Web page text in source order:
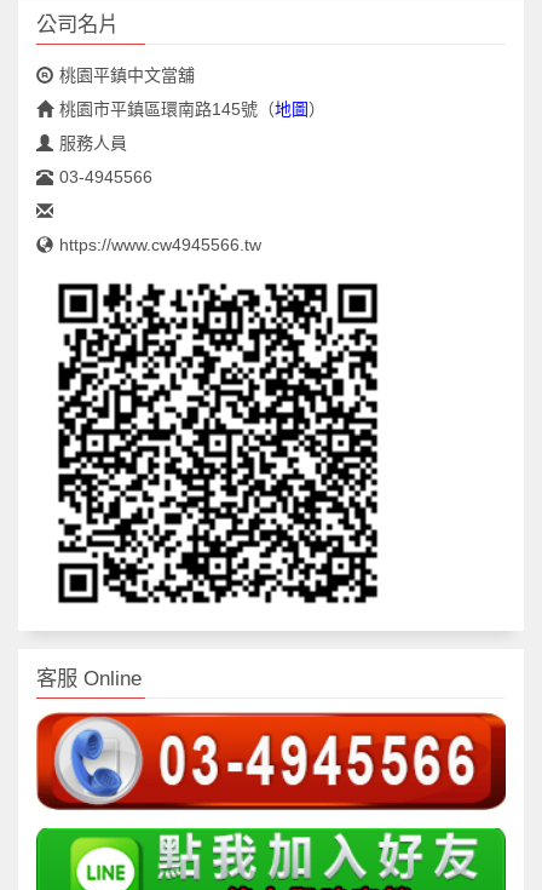
公司名片
桃園平鎮中文當舖
桃園市平鎮區環南路145號 （地圖）
服務人員
03-4945566
https://www.cw4945566.tw
客服 Online